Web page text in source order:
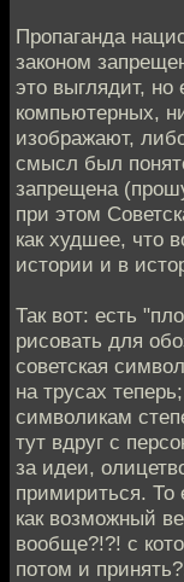
Пропаганда
законом
это выглядит, но
компьютерных,
изображают,
смысл был
запрещена
при этом
как худшее, что
истории и в
Так вот: есть
рисовать для
советская
на трусах
символикам
тут вдруг с
за идеи,
примириться. То
как возможный
вообще?!?! с
потом и